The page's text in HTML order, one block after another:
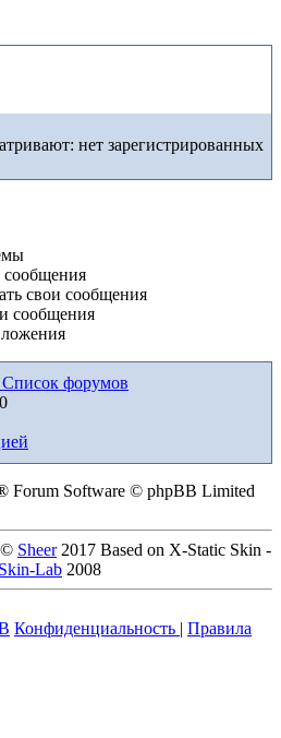
нет зарегистрированных
сообщения
свои сообщения
сообщения
Список форумов
Forum Software © phpBB Limited
© Sheer2017 Based on X-Static Skin -
Skin-Lab 2008
Конфиденциальность | Правила